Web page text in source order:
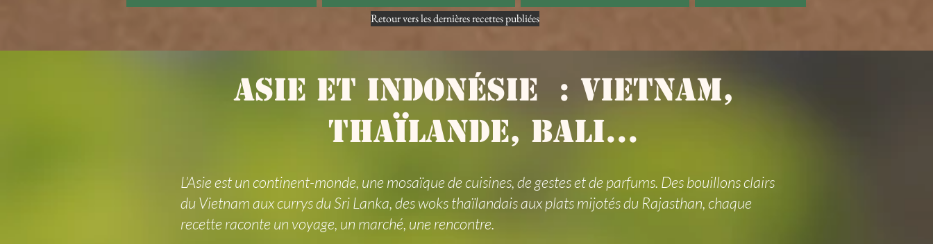
Retour vers les dernières recettes publiées
asie et Indonésie : Vietnam,
Thaïlande, Bali...
L’Asie est un continent-monde, une mosaïque de cuisines, de gestes et de parfums. Des bouillons clairs
du Vietnam aux currys du Sri Lanka, des woks thaïlandais aux plats mijotés du Rajasthan, chaque
recette raconte un voyage, un marché, une rencontre.